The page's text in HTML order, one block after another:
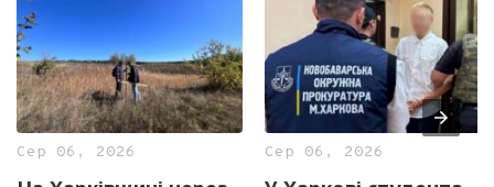
Сер 06, 2026 Сер 06, 2026